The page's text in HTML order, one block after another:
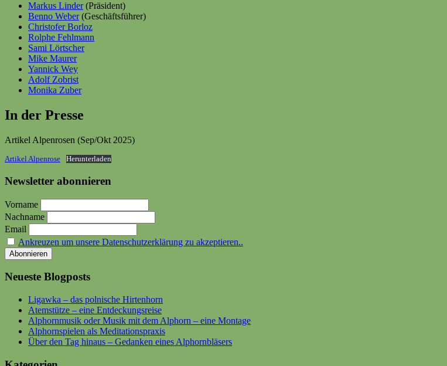
Markus Linder(Präsident)
Benno Weber(Geschäftsführer)
Christofer Borloz
Rolphe Fehlmann
Sami Lörtscher
Mike Maurer
Yannick Wey
Adolf Zobrist
Monika Zuber
In der Presse
Artikel Alpenrosen (Sep/Okt 2025)
Artikel Alpenrose Herunterladen
Newsletter abonnieren
Vorname
Nachname
Email
Ankreuzen um unsere Datenschutzerklärung zu akzeptieren..
Neueste Blogposts
Ligawka – das polnische Hirtenhorn
Atemstütze – eine Entdeckungsreise
Alphornmusik oder Musik mit dem Alphorn – eine Montage
Alphornspielen als Meditationspraxis
Über den Tag hinaus – Gedanken eines Alphornbläsers